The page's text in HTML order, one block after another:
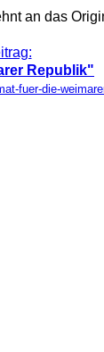
an das
Republik"
fuer-die-